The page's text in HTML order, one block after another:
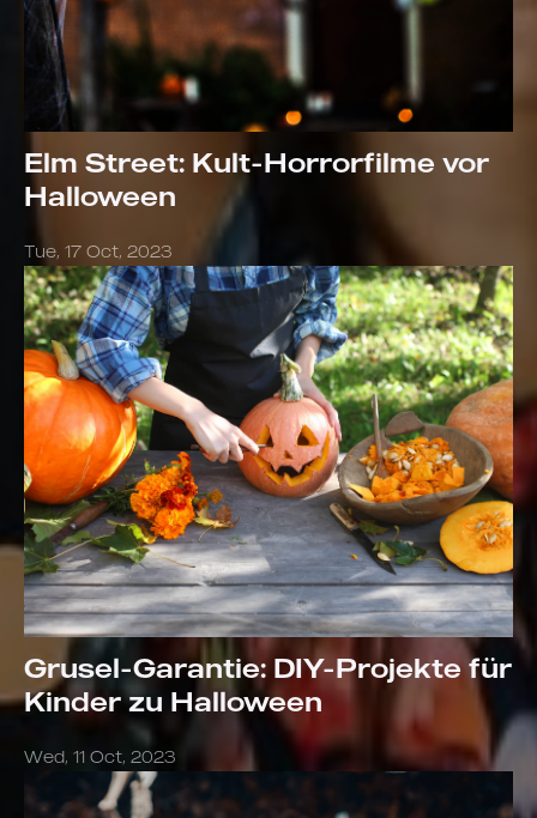
Elm Street: Kult-Horrorfilme vor
Halloween
Tue, 17 Oct, 2023
Grusel-Garantie: DIY-Projekte für
Kinder zu Halloween
Wed, 11 Oct, 2023